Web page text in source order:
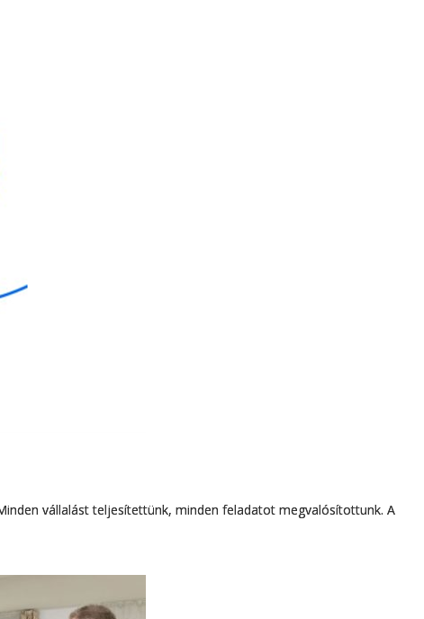
vállalást teljesítettünk, minden feladatot megvalósítottunk. A